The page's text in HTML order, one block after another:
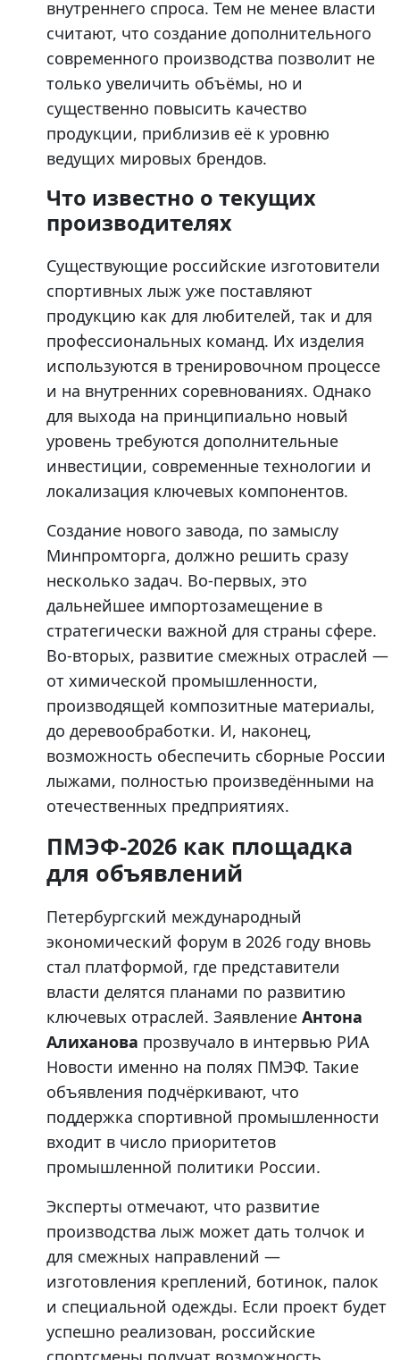
внутреннего спроса. Тем не менее власти
считают, что создание дополнительного
современного производства позволит не
только увеличить объёмы, но и
существенно повысить качество
продукции, приблизив её к уровню
ведущих мировых брендов.
Что известно о текущих
производителях
Существующие российские изготовители
спортивных лыж уже поставляют
продукцию как для любителей, так и для
профессиональных команд. Их изделия
используются в тренировочном процессе
и на внутренних соревнованиях. Однако
для выхода на принципиально новый
уровень требуются дополнительные
инвестиции, современные технологии и
локализация ключевых компонентов.
Создание нового завода, по замыслу
Минпромторга, должно решить сразу
несколько задач. Во-первых, это
дальнейшее импортозамещение в
стратегически важной для страны сфере.
Во-вторых, развитие смежных отраслей —
от химической промышленности,
производящей композитные материалы,
до деревообработки. И, наконец,
возможность обеспечить сборные России
лыжами, полностью произведёнными на
отечественных предприятиях.
ПМЭФ-2026 как площадка
для объявлений
Петербургский международный
экономический форум в 2026 году вновь
стал платформой, где представители
власти делятся планами по развитию
ключевых отраслей. Заявление Антона
Алиханова прозвучало в интервью РИА
Новости именно на полях ПМЭФ. Такие
объявления подчёркивают, что
поддержка спортивной промышленности
входит в число приоритетов
промышленной политики России.
Эксперты отмечают, что развитие
производства лыж может дать толчок и
для смежных направлений —
изготовления креплений, ботинок, палок
и специальной одежды. Если проект будет
успешно реализован, российские